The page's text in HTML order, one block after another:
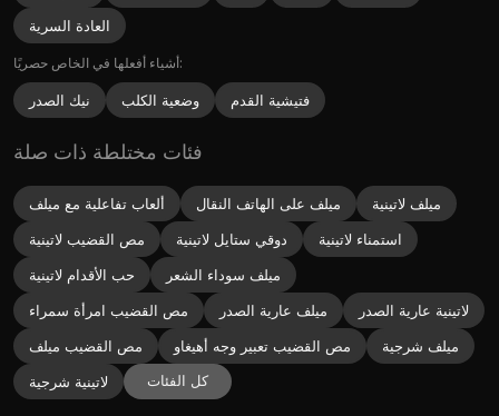
العادة السرية
أشياء أفعلها في الخاص حصريًا:
نيك الصدر وضعية الكلب فتيشية القدم
فئات مختلطة ذات صلة
ألعاب تفاعلية مع ميلف ميلف على الهاتف النقال
ميلف لاتينية
مص القضيب لاتينية
دوقي ستايل لاتينية
استمناء لاتينية
حب الأقدام لاتينية
ميلف سوداء الشعر
مص القضيب امرأة سمراء
ميلف عارية الصدر
لاتينية عارية الصدر
مص القضيب ميلف
مص القضيب تعبير وجه أهيغاو
ميلف شرجية
لاتينية شرجية
كل الفئات